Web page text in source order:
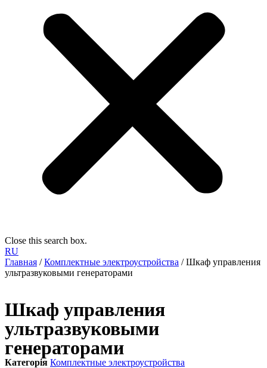
Close this search box.
RU
Главная /Комплектные электроустройства / Шкаф управления
ультразвуковыми генераторами
Шкаф управления
ультразвуковыми
генераторами
Категорія Комплектные электроустройства